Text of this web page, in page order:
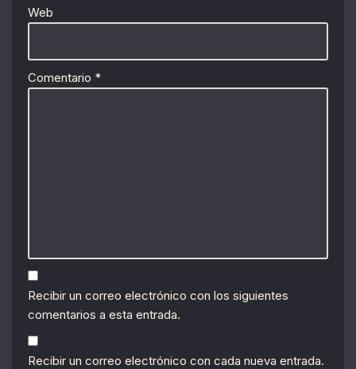
Web
Comentario *
Recibir un correo electrónico con los siguientes
comentarios a esta entrada.
Recibir un correo electrónico con cada nueva entrada.